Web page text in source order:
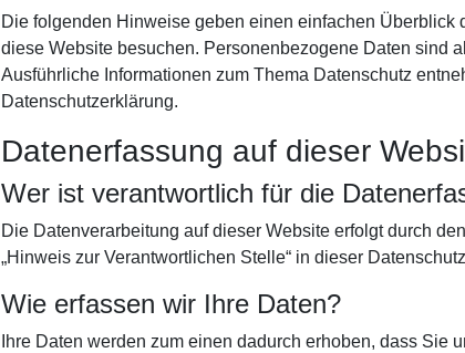
Die folgenden Hinweise geben einen einfachen
diese Website besuchen. Personenbezogene Daten sind
Ausführliche Informationen zum Thema Datenschutz
Datenschutzerklärung.
Datenerfassung auf dieser
Wer ist verantwortlich für die
Die Datenverarbeitung auf dieser Website erfolgt durch
„Hinweis zur Verantwortlichen Stelle“ in dieser
Wie erfassen wir Ihre Daten?
Ihre Daten werden zum einen dadurch erhoben, dass